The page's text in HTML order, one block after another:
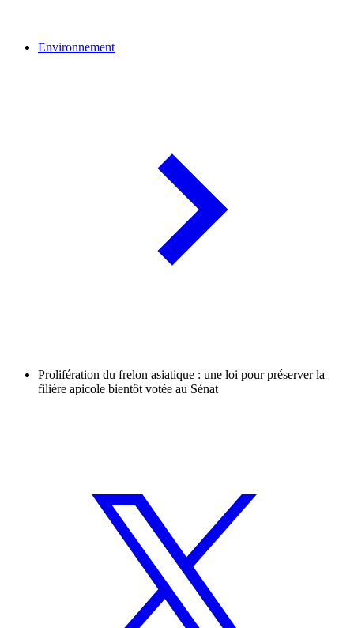
Environnement
Prolifération du frelon asiatique : une loi pour préserver la
filière apicole bientôt votée au Sénat